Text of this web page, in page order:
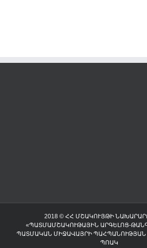
2018 © ՀՀ ՄՇԱԿՈՒՅԹԻ
«ՊԱՏՄԱՄՇԱԿՈՒԹԱՅԻՆ ԱՐԳԵԼՈՑ-
ՊԱՏՄԱԿԱՆ ՄԻՋԱՎԱՅՐԻ ՊԱՀՊԱՆՈՒԹՅԱՆ
ՊՈԱԿ